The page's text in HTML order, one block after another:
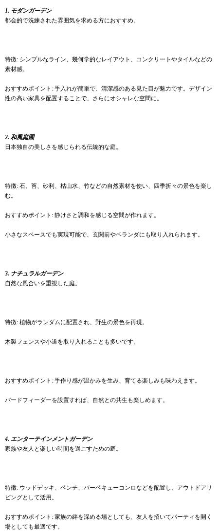
1. モダンガーデン
都会的で洗練された雰囲気を求める方におすすめ。
特徴: シンプルなライン、幾何学的なレイアウト、コンクリートやタイルなどの
素材感。
おすすめポイント: 手入れが簡単で、清潔感のある見た目が魅力です。デザイン
性の高い家具を配置することで、さらにオシャレな空間に。
2. 和風庭園
日本独自の美しさを感じられる伝統的な庭。
特徴: 石、苔、砂利、枯山水、竹などの自然素材を使い、四季折々の景色を楽し
む。
おすすめポイント: 静けさと調和を感じる空間が作れます。
小さなスペースでも実現可能で、玄関前やベランダにも取り入れられます。
3. ナチュラルガーデン
自然な風合いを重視した庭。
特徴: 植物がランダムに配置され、野生の景色を再現。
木製フェンスや小道を取り入れることも多いです。
おすすめポイント: 手作り感が温かみを生み、育てる楽しみも味わえます。
バードフィーダーを設置すれば、自然との共生も楽しめます。
4. エンターテインメントガーデン
家族や友人と楽しい時間を過ごすための庭。
特徴: ウッドデッキ、ベンチ、バーベキューコンロなどを配置し、アウトドアリ
ビングとして活用。
おすすめポイント: 家族の絆を深める場としても、友人を招いてパーティを開く
場としても最適です。